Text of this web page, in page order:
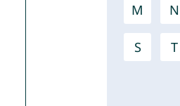
M N
S T